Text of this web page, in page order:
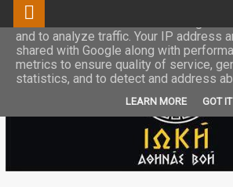
This site uses cookies from Google to
and to analyze traffic. Your IP address
shared with Google along with
metrics to ensure quality of service,
statistics, and to detect and address
LEARN MORE GOT IT